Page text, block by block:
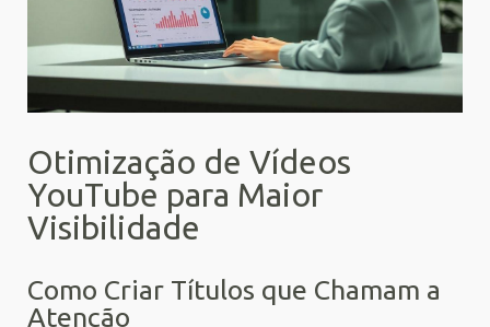
Otimização de Vídeos
YouTube para Maior
Visibilidade
Como Criar Títulos que Chamam a
Atenção